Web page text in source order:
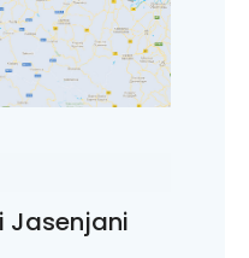
Jasenjani